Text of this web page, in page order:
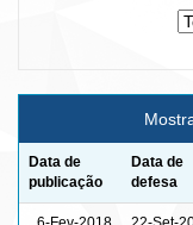
Data de
publicação
Data de
defesa